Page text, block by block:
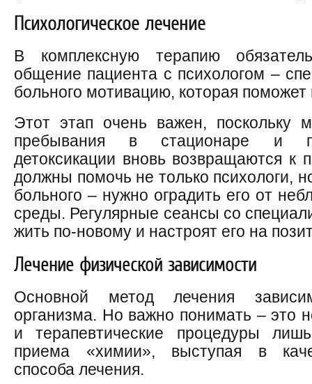
Психологическое лечение
В комплексную терапию
общение пациента с психологом –
больного мотивацию, которая
Этот этап очень важен, поскольку
пребывания в стационаре и
детоксикации вновь возвращаются к
должны помочь не только психологи,
больного – нужно оградить его от
среды. Регулярные сеансы со
жить по-новому и настроят его на
Лечение физической зависимости
Основной метод лечения
организма. Но важно понимать – это
и терапевтические процедуры
приема «химии», выступая в
способа лечения.